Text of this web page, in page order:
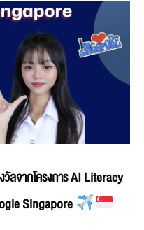
ลจากโครงการ AI Literacy
Singapore